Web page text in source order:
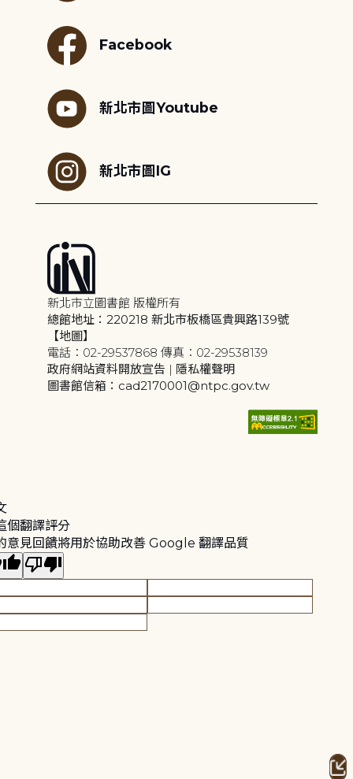
Facebook
新北市圖Youtube
新北市圖IG
新北市立圖書館 版權所有
總館地址：220218 新北市板橋區貴興路139號
【地圖】
電話：02-29537868 傳真：02-29538139
政府網站資料開放宣告 | 隱私權聲明
圖書館信箱：cad2170001@ntpc.gov.tw
個翻譯評分
意見回饋將用於協助改善 Google 翻譯品質